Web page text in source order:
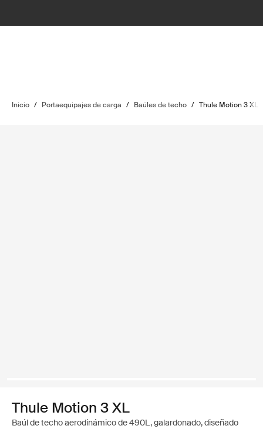
Inicio / Portaequipajes de carga / Baúles de techo / Thule Motion 3 XL
Thule Motion 3 XL
Baúl de techo aerodinámico de 490L, galardonado, diseñado